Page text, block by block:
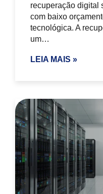
recuperação digital
com baixo
tecnológica. A
um…
LEIA MAIS »